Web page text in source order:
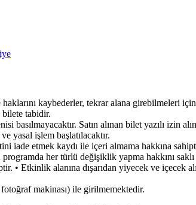
kaybederler, tekrar alana girebilmeleri
bilete tabidir.
Satın alınan bilet yazılı izin
yasal işlem başlatılacaktır.
iade etmek kaydı ile içeri almama hakkına
her türlü değişiklik yapma hakkını saklı
• Etkinlik alanına dışarıdan yiyecek ve içecek
makinası) ile girilmemektedir.